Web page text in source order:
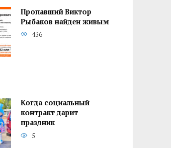
Пропавший Виктор
Рыбаков найден живым
436
Когда социальный
контракт дарит
праздник
5